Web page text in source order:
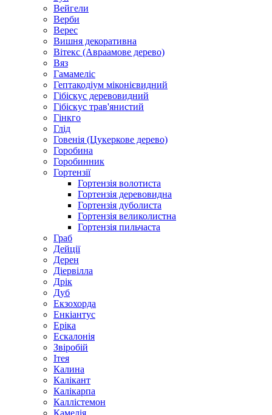
Вейгели
Верби
Верес
Вишня декоративна
Вітекс (Авраамове дерево)
Вяз
Гамамеліс
Гептакодіум міконієвидний
Гібіскус деревовидний
Гібіскус трав'янистий
Гінкго
Глід
Говенія (Цукеркове дерево)
Горобина
Горобинник
Гортензії
Гортензія волотиста
Гортензія деревовидна
Гортензія дуболиста
Гортензія великолистна
Гортензія пильчаста
Граб
Дейції
Дерен
Діервілла
Дрік
Дуб
Екзохорда
Енкіантус
Еріка
Ескалонія
Звіробій
Ітея
Калина
Калікант
Калікарпа
Каллістемон
Камелія